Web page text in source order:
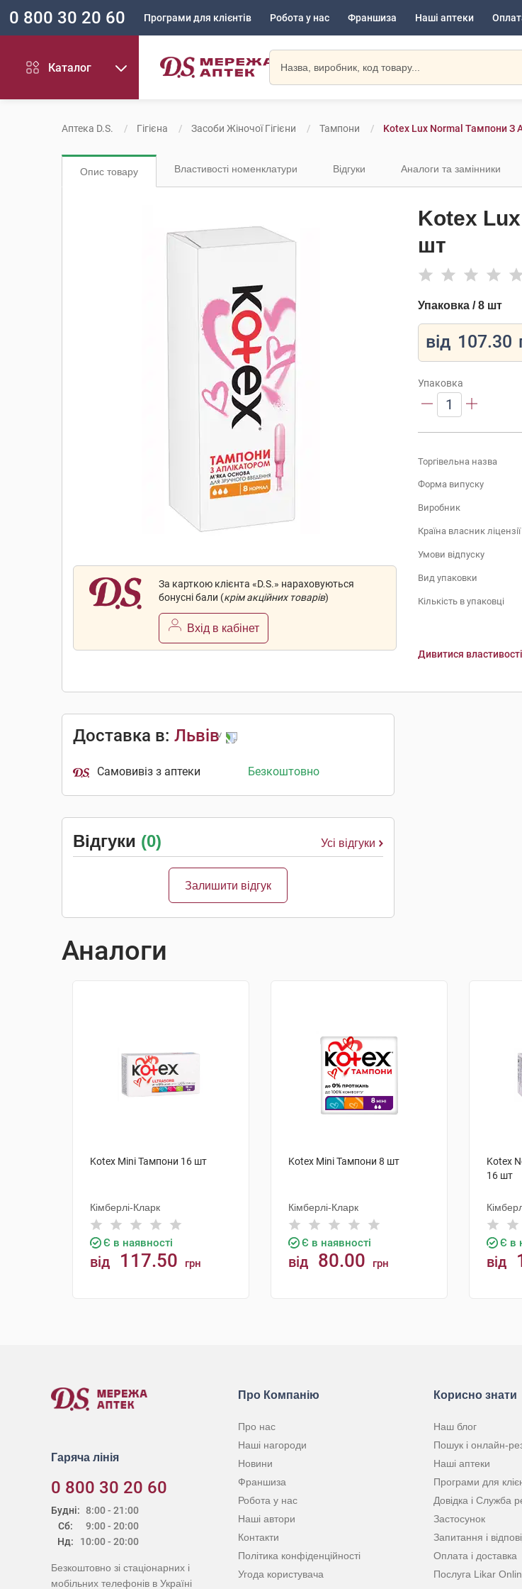
0 800 30 20 60 Програми для клієнтів Робота у нас Франшиза Наші аптеки
Каталог
Аптека D.S. Гігієна Засоби Жіночої Гігієни Тампони Kotex Lux Normal Тампони З
Опис товару Властивості номенклатури Відгуки Аналоги та замінники
За карткою клієнта «D.S.» нараховуються
бонусні бали (крім акційних товарів)
Вхід в кабінет
Kotex
шт
Упаковка / 8 шт
від 107.30
Упаковка
1
Торгівельна назва
Форма випуску
Виробник
Країна власник ліцензії
Умови відпуску
Вид упаковки
Кількість в упаковці
Дивитися
Доставка в: Львів
Самовивіз з аптеки Безкоштовно
Відгуки (0) Усі відгуки
Залишити відгук
Аналоги
Kotex Mini Тампони 16 шт
Кімберлі-Кларк
Є в наявності
від 117.50 грн
Kotex Mini Тампони 8 шт
Кімберлі-Кларк
Є в наявності
від 80.00 грн
Kotex
16 шт
Є в
від
Гаряча лінія
0 800 30 20 60
Будні:
Сб:
Нд:
8:00 - 21:00
9:00 - 20:00
10:00 - 20:00
Безкоштовно зі стаціонарних і
мобільних телефонів в Україні
Про Компанію
Про нас
Наші нагороди
Новини
Франшиза
Робота у нас
Наші автори
Контакти
Політика конфіденційності
Угода користувача
Корисно знати
Наш блог
Пошук і онлайн-
Наші аптеки
Програми для
Довідка і Служба
Застосунок
Запитання і
Оплата і доставка
Послуга Likar